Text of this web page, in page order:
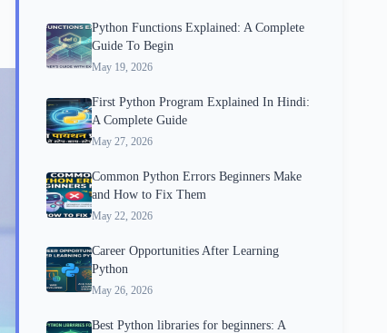
Python Functions Explained: A Complete
Guide To Begin
May 19, 2026
First Python Program Explained In Hindi:
A Complete Guide
May 27, 2026
Common Python Errors Beginners Make
and How to Fix Them
May 22, 2026
Career Opportunities After Learning
Python
May 26, 2026
Best Python libraries for beginners: A